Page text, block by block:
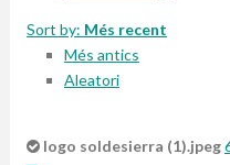
Sort by: Més recent
Més antics
Aleatori
logo soldesierra (1).jpeg